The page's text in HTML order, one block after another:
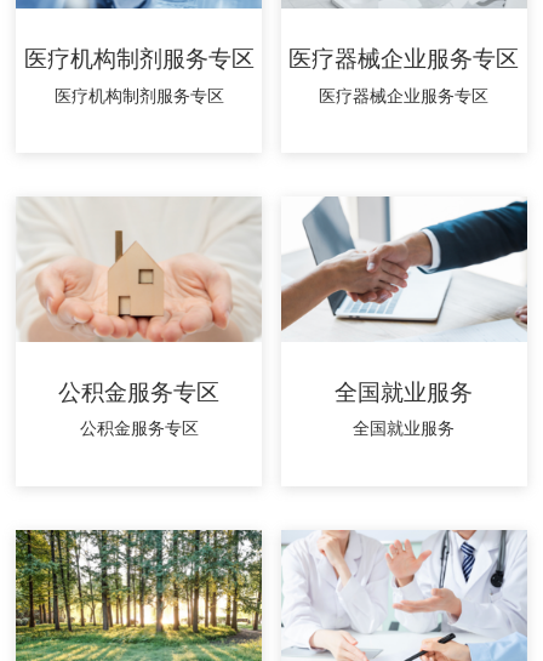
医疗机构制剂服务专区
医疗机构制剂服务专区
医疗器械企业服务专区
医疗器械企业服务专区
公积金服务专区
公积金服务专区
全国就业服务
全国就业服务